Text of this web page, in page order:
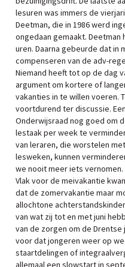
lesuren was immers de
Deetman, die in 1986 werd
ongedaan gemaakt.
uren. Daarna gebeurde dat
compenseren van de adv-
Niemand heeft tot op de dag
argument om kortere of
vakanties in te willen voeren.
voortdurend ter discussie.
Onderwijsraad nog goed om
lestaak per week te
van leraren, die worstelen
lesweken, kunnen
we nooit meer iets vernomen.
Vlak voor de meivakantie
dat de zomervakantie maar
allochtone
van wat zij tot en met juni
van de zorgen om de
voor dat jongeren weer op
staartdelingen of
allemaal een slowstart in